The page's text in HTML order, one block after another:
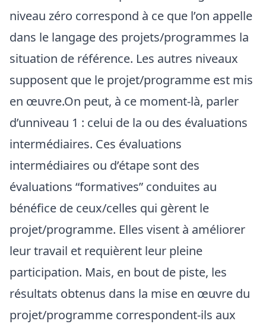
niveau zéro correspond à ce que l’on appelle
dans le langage des projets/programmes la
situation de référence. Les autres niveaux
supposent que le projet/programme est mis
en œuvre.On peut, à ce moment-là, parler
d’unniveau 1 : celui de la ou des évaluations
intermédiaires. Ces évaluations
intermédiaires ou d’étape sont des
évaluations “formatives” conduites au
bénéfice de ceux/celles qui gèrent le
projet/programme. Elles visent à améliorer
leur travail et requièrent leur pleine
participation. Mais, en bout de piste, les
résultats obtenus dans la mise en œuvre du
projet/programme correspondent-ils aux